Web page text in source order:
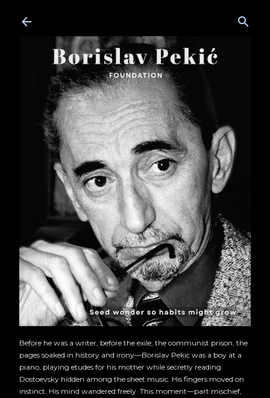
Before he was a writer, before the exile, the communist prison, the
pages soaked in history and irony—Borislav Pekic was a boy at a
piano, playing etudes for his mother while secretly reading
Dostoevsky hidden among the sheet music. His fingers moved on
instinct. His mind wandered freely. This moment—part mischief,